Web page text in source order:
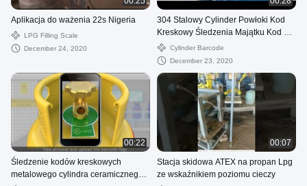
Aplikacja do ważenia 22s Nigeria
LPG Filling Scale
December 24, 2020
304 Stalowy Cylinder Powłoki Kod
Kreskowy Śledzenia Majątku Kod QR
Odporność na Olej
Cylinder Barcode
December 23, 2020
00:22
Śledzenie kodów kreskowych
metalowego cylindra ceramicznego z
00:07
Stacja skidowa ATEX na propan Lpg
ze wskaźnikiem poziomu cieczy